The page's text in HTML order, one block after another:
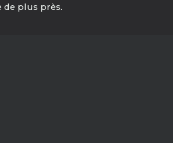
de plus près.